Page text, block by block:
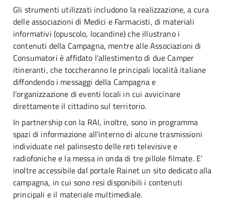
Gli strumenti utilizzati includono la realizzazione, a cura
delle associazioni di Medici e Farmacisti, di materiali
informativi (opuscolo, locandine) che illustrano i
contenuti della Campagna, mentre alle Associazioni di
Consumatori è affidato l'allestimento di due Camper
itineranti, che toccheranno le principali località italiane
diffondendo i messaggi della Campagna e
l'organizzazione di eventi locali in cui avvicinare
direttamente il cittadino sul territorio.
In partnership con la RAI, inoltre, sono in programma
spazi di informazione all'interno di alcune trasmissioni
individuate nel palinsesto delle reti televisive e
radiofoniche e la messa in onda di tre pillole filmate. E'
inoltre accessibile dal portale Rainet un sito dedicato alla
campagna, in cui sono resi disponibili i contenuti
principali e il materiale multimediale.